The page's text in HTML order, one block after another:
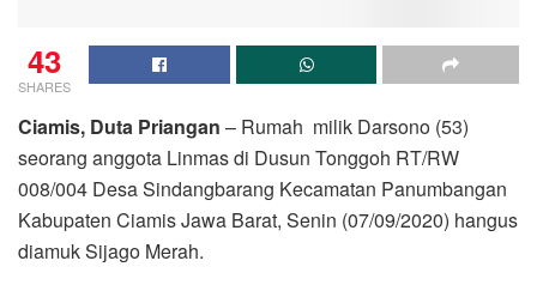
43
SHARES
Ciamis, Duta Priangan – Rumah milik Darsono (53)
seorang anggota Linmas di Dusun Tonggoh RT/RW
008/004 Desa Sindangbarang Kecamatan Panumbangan
Kabupaten Ciamis Jawa Barat, Senin (07/09/2020) hangus
diamuk Sijago Merah.